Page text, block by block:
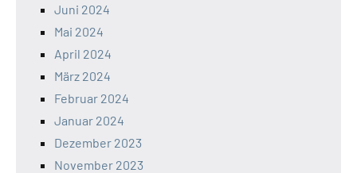
Juni 2024
Mai 2024
April 2024
März 2024
Februar 2024
Januar 2024
Dezember 2023
November 2023